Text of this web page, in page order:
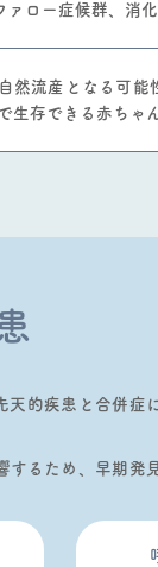
ロー症候群、消
然流産となる可
生存できる赤ちゃ
的疾患と合併
るため、早期発